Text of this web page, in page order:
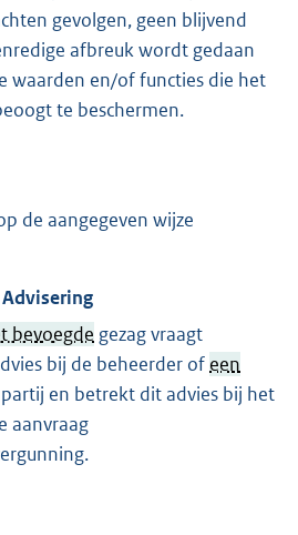
gevolgen, geen blijvend
afbreuk wordt gedaan
waarden en/of functies die het
te beschermen.
de aangegeven wijze
Advisering
bevoegde gezag vraagt
bij de beheerder of een
en betrekt dit advies bij het
aanvraag